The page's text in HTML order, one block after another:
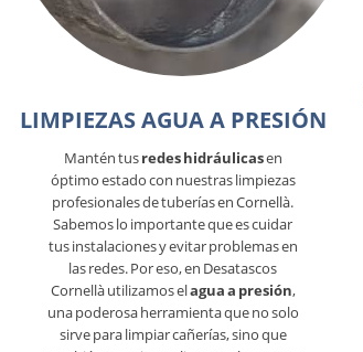
LIMPIEZAS AGUA A PRESIÓN
Mantén tusredes hidráulicasen
óptimo estado con nuestras limpiezas
profesionales de tuberías en Cornellà.
Sabemos lo importante que es cuidar
tus instalaciones y evitar problemas en
las redes. Por eso, en Desatascos
Cornellà utilizamos elagua a presión,
una poderosa herramienta que no solo
sirve para limpiar cañerías, sino que